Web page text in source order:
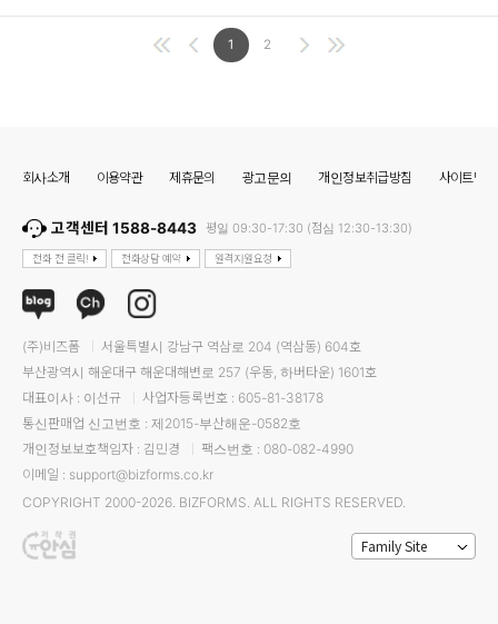
1 2
회사소개 이용약관 제휴문의 광고문의 개인정보취급방침 사이트맵
고객센터 1588-8443 평일 09:30-17:30 (점심 12:30-13:30)
전화 전 클릭! 전화상담 예약 원격지원요청
(주)비즈폼
서울특별시 강남구 역삼로 204 (역삼동) 604호
부산광역시 해운대구 해운대해변로 257 (우동, 하버타운) 1601호
대표이사 : 이선규
사업자등록번호 : 605-81-38178
통신판매업 신고번호 : 제2015-부산해운-0582호
개인정보보호책임자 : 김민경
팩스번호 : 080-082-4990
이메일 : support@bizforms.co.kr
COPYRIGHT 2000-2026. BIZFORMS. ALL RIGHTS RESERVED.
Family Site